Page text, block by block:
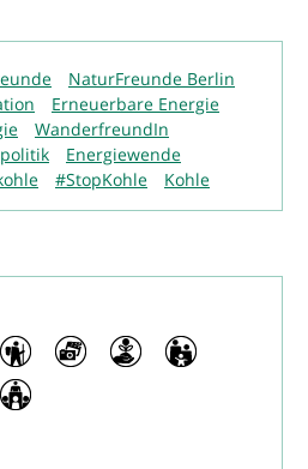
NaturFreunde Berlin
Erneuerbare Energie
WanderfreundIn
Energiewende
#StopKohle Kohle